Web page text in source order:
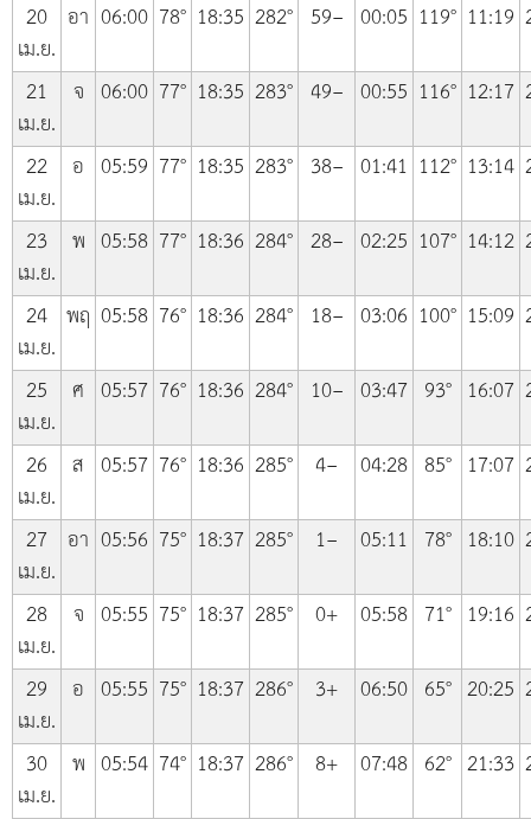
20
เม.ย.
อา 06:00 78° 18:35 282° 59− 00:05 119° 11:19
21
เม.ย.
จ 06:00 77° 18:35 283° 49− 00:55 116° 12:17
22
เม.ย.
อ 05:59 77° 18:35 283° 38− 01:41 112° 13:14
23
เม.ย.
พ 05:58 77° 18:36 284° 28− 02:25 107° 14:12
24
เม.ย.
พฤ 05:58 76° 18:36 284° 18− 03:06 100° 15:09
25
เม.ย.
ศ 05:57 76° 18:36 284° 10− 03:47 93° 16:07
26
เม.ย.
ส 05:57 76° 18:36 285° 4− 04:28 85° 17:07
27
เม.ย.
อา 05:56 75° 18:37 285° 1− 05:11 78° 18:10
28
เม.ย.
จ 05:55 75° 18:37 285° 0+ 05:58 71° 19:16
29
เม.ย.
อ 05:55 75° 18:37 286° 3+ 06:50 65° 20:25
30
เม.ย.
พ 05:54 74° 18:37 286° 8+ 07:48 62° 21:33